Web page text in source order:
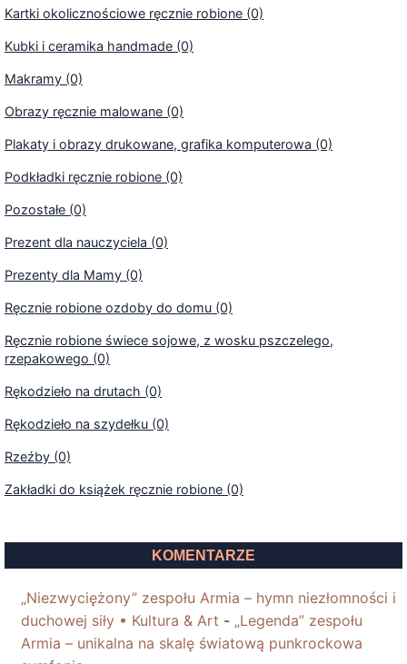
Kartki okolicznościowe ręcznie robione (0)
Kubki i ceramika handmade (0)
Makramy (0)
Obrazy ręcznie malowane (0)
Plakaty i obrazy drukowane, grafika komputerowa (0)
Podkładki ręcznie robione (0)
Pozostałe (0)
Prezent dla nauczyciela (0)
Prezenty dla Mamy (0)
Ręcznie robione ozdoby do domu (0)
Ręcznie robione świece sojowe, z wosku pszczelego,
rzepakowego (0)
Rękodzieło na drutach (0)
Rękodzieło na szydełku (0)
Rzeźby (0)
Zakładki do książek ręcznie robione (0)
KOMENTARZE
„Niezwyciężony” zespołu Armia – hymn niezłomności i
duchowej siły • Kultura & Art - „Legenda” zespołu
Armia – unikalna na skalę światową punkrockowa